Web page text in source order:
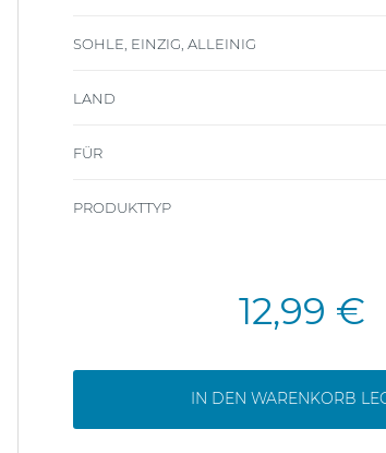
SOHLE, EINZIG, ALLEINIG
LAND
FÜR
PRODUKTTYP
12,99 €
IN DEN WARENKORB